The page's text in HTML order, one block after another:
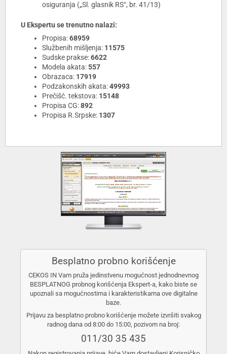
osiguranja („Sl. glasnik RS“, br. 41/13)
U Ekspertu se trenutno nalazi:
Propisa:68959
Službenih mišljenja: 11575
Sudske prakse:6622
Modela akata:557
Obrazaca: 17919
Podzakonskih akata:49993
Prečišć. tekstova: 15148
Propisa CG:892
Propisa R.Srpske: 1307
Besplatno probno korišćenje
CEKOS IN Vam pruža jedinstvenu mogućnost jednodnevnog
BESPLATNOG probnog korišćenja Ekspert-a, kako biste se
upoznali sa mogućnostima i karakteristikama ove digitalne
baze.
Prijavu za besplatno probno korišćenje možete izvršiti svakog
radnog dana od 8:00 do 15:00, pozivom na broj:
011/30 35 435